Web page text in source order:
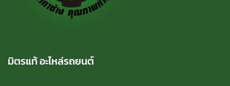
มิตรแท้ อะไหล่รถยนต์